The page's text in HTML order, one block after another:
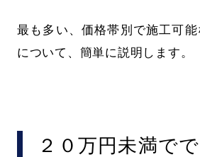
最も多い、価格帯別で施工可
について、簡単に説明します。
２０万円未満で